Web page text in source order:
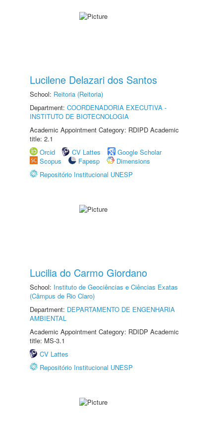
Lucilene Delazari dos Santos
School: Reitoria (Reitoria)
Department: COORDENADORIA EXECUTIVA -
INSTITUTO DE BIOTECNOLOGIA
Academic Appointment Category: RDIPD Academic
title: 2.1
Orcid
CV Lattes
Google Scholar
Scopus
Fapesp
Dimensions
Repositório Institucional UNESP
Lucilia do Carmo Giordano
School: Instituto de Geociências e Ciências Exatas
(Câmpus de Rio Claro)
Department: DEPARTAMENTO DE ENGENHARIA
AMBIENTAL
Academic Appointment Category: RDIDP Academic
title: MS-3.1
CV Lattes
Repositório Institucional UNESP